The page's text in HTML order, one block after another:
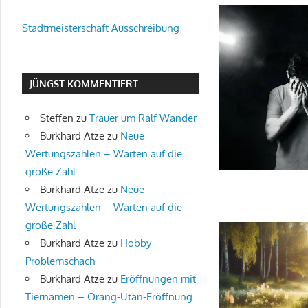
Stadtmeisterschaft Ausschreibung
JÜNGST KOMMENTIERT
Steffen zu Trauer um Ralf Wander
Burkhard Atzezu Neue
Wertungszahlen – Warten auf die
große Zahl
Burkhard Atzezu Neue
Wertungszahlen – Warten auf die
große Zahl
Burkhard Atzezu Hobby
Problemschach
Burkhard Atzezu Eröffnungen mit
Tiernamen – Orang-Utan-Eröffnung